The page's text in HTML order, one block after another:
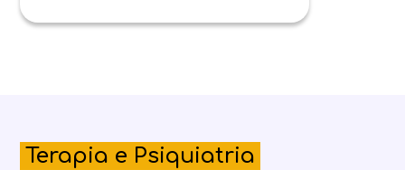
Terapia e Psiquiatria